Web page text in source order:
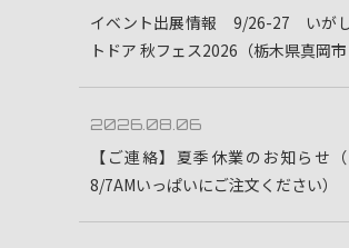
イベント出展情報 9/26-27 いが
トドア 秋フェス2026（栃木県真岡市
2026.08.06
【ご連絡】夏季休業のお知らせ
8/7AMいっぱいにご注文ください）